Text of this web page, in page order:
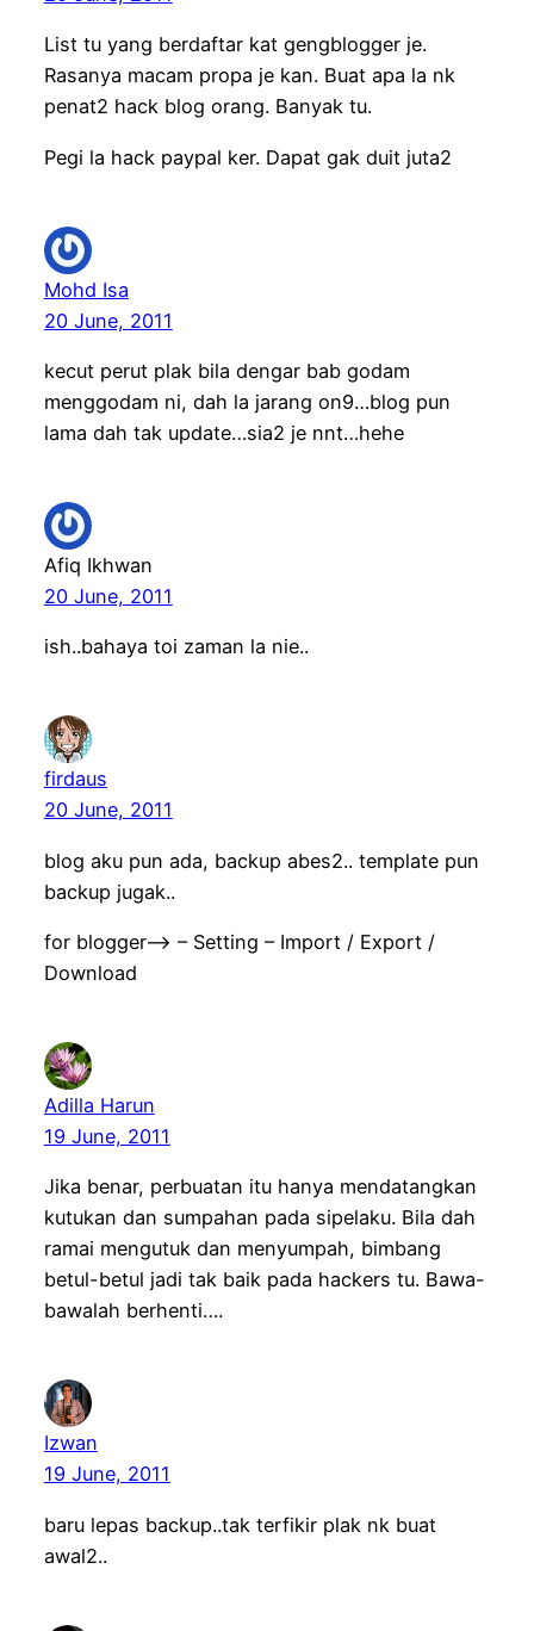
List tu yang berdaftar kat gengblogger je.
Rasanya macam propa je kan. Buat apa la nk
penat2 hack blog orang. Banyak tu.
Pegi la hack paypal ker. Dapat gak duit juta2
Mohd Isa
20 June, 2011
kecut perut plak bila dengar bab godam
menggodam ni, dah la jarang on9…blog pun
lama dah tak update…sia2 je nnt…hehe
Afiq Ikhwan
20 June, 2011
ish..bahaya toi zaman la nie..
firdaus
20 June, 2011
blog aku pun ada, backup abes2.. template pun
backup jugak..
for blogger–> – Setting – Import / Export /
Download
Adilla Harun
19 June, 2011
Jika benar, perbuatan itu hanya mendatangkan
kutukan dan sumpahan pada sipelaku. Bila dah
ramai mengutuk dan menyumpah, bimbang
betul-betul jadi tak baik pada hackers tu. Bawa-
bawalah berhenti….
Izwan
19 June, 2011
baru lepas backup..tak terfikir plak nk buat
awal2..